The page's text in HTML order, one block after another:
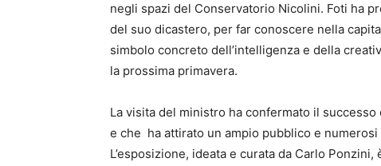
negli spazi del Conservatorio Nicolini. Foti ha
del suo dicastero, per far conoscere nella
simbolo concreto dell’intelligenza e della
la prossima primavera.
La visita del ministro ha confermato il
e che ha attirato un ampio pubblico e
L’esposizione, ideata e curata da Carlo